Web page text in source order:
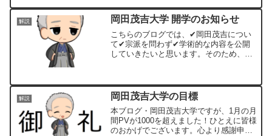
謝申し上げます。
解説 岡田茂吉大学 開学のお知らせ
こちらのブログでは、✔岡田茂吉につい
て✔宗派を問わず✔学術的な内容を公開
していきたいと思います。そのため、①
れらに関する奇跡体験の紹介はしません
③み教え・論文の紹介はしませんので、
ご了承のほどお願いします。
解説 岡田茂吉大学の目標
本ブログ・岡田茂吉大学ですが、1月の月
間PVが1000を超えました！ひとえに皆様
のおかげでございます。心より感謝申し